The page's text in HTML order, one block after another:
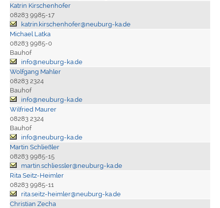
Katrin Kirschenhofer
08283 9985-17
katrin.kirschenhofer@neuburg-ka.de
Michael Latka
08283 9985-0
Bauhof
info@neuburg-ka.de
Wolfgang Mahler
08283 2324
Bauhof
info@neuburg-ka.de
Wilfried Maurer
08283 2324
Bauhof
info@neuburg-ka.de
Martin Schließler
08283 9985-15
martin.schliessler@neuburg-ka.de
Rita Seitz-Heimler
08283 9985-11
rita.seitz-heimler@neuburg-ka.de
Christian Zecha